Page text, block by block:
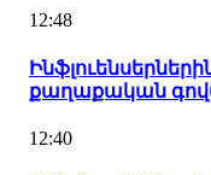
12:48
քաղաքական
12:40